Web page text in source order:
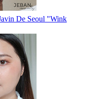
De Seoul "Wink